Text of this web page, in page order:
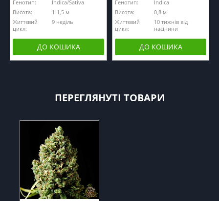
Генотип:
Indica/Sativa
Висота:
1-1,5 м
Життєвий
цикл:
9 неділь
ДО КОШИКА
Генотип:
Indica
Висота:
0,8 м
Життєвий
цикл:
10 тижнів від
насінини
ДО КОШИКА
ПЕРЕГЛЯНУТІ ТОВАРИ